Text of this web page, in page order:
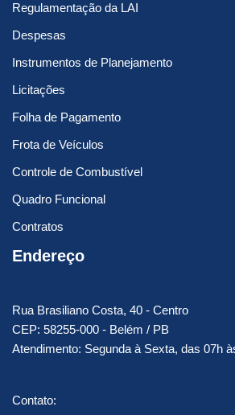
Regulamentação da LAI
Despesas
Instrumentos de Planejamento
Licitações
Folha de Pagamento
Frota de Veículos
Controle de Combustível
Quadro Funcional
Contratos
Endereço
Rua Brasiliano Costa, 40 - Centro
CEP: 58255-000 - Belém / PB
Atendimento: Segunda à Sexta, das 07h
Contato: